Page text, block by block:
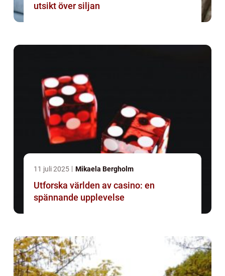
utsikt över siljan
11 juli 2025 Mikaela Bergholm
Utforska världen av casino: en
spännande upplevelse